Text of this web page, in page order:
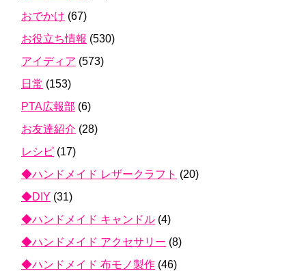
おでかけ (67)
お役立ち情報 (530)
アイディア (573)
日常 (153)
PTA広報部 (6)
お友達紹介 (28)
レシピ (17)
◆ハンドメイド レザークラフト (20)
◆DIY (31)
◆ハンドメイド キャンドル (4)
◆ハンドメイド アクセサリー (8)
◆ハンドメイド 布モノ製作 (46)